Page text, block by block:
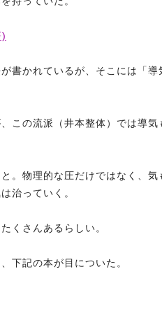
書かれているが、そこには「
この流派（井本整体）では導気
。物理的な圧だけではなく、気
治っていく。
くさんあるらしい。
下記の本が目についた。